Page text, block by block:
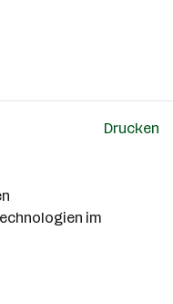
Drucken
im